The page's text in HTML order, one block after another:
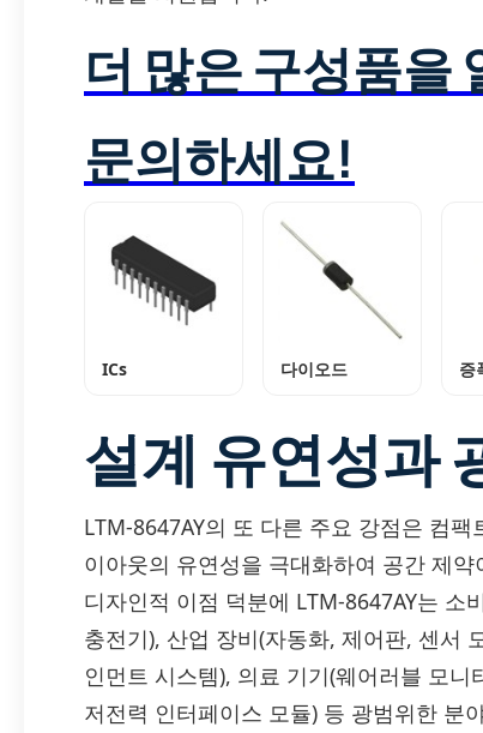
더 많은 구성품을
문의하세요!
ICs 다이오드 증
설계 유연성과
LTM-8647AY의 또 다른 주요 강점은 컴
이아웃의 유연성을 극대화하여 공간 제
디자인적 이점 덕분에 LTM-8647AY는
충전기), 산업 장비(자동화, 제어판, 센서
인먼트 시스템), 의료 기기(웨어러블 모
저전력 인터페이스 모듈) 등 광범위한 분